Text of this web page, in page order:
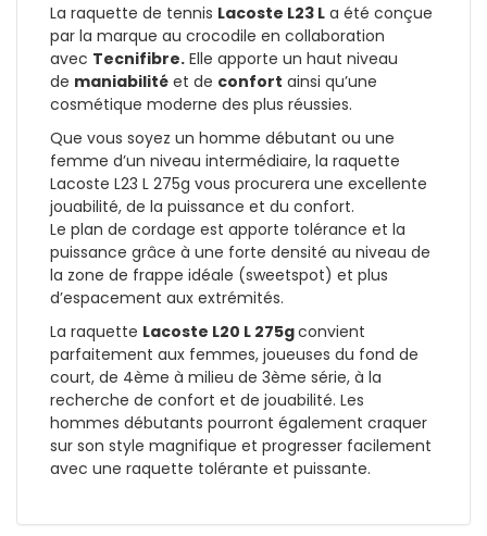
La raquette de tennis Lacoste L23 L a été conçue
par la marque au crocodile en collaboration
avec Tecnifibre. Elle apporte un haut niveau
de maniabilité et de confort ainsi qu’une
cosmétique moderne des plus réussies.
Que vous soyez un homme débutant ou une
femme d’un niveau intermédiaire, la raquette
Lacoste L23 L 275g vous procurera une excellente
jouabilité, de la puissance et du confort.
Le plan de cordage est apporte tolérance et la
puissance grâce à une forte densité au niveau de
la zone de frappe idéale (sweetspot) et plus
d’espacement aux extrémités.
La raquette Lacoste L20 L 275gconvient
parfaitement aux femmes, joueuses du fond de
court, de 4ème à milieu de 3ème série, à la
recherche de confort et de jouabilité. Les
hommes débutants pourront également craquer
sur son style magnifique et progresser facilement
avec une raquette tolérante et puissante.